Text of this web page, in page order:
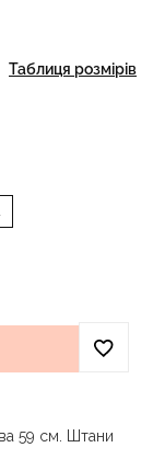
виглядати
Таблиця розмірів
59 см. Штани